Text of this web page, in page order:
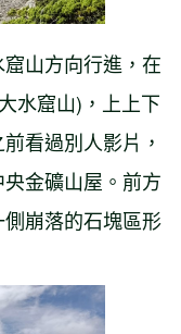
山方向行進，在
水窟山)，上上下
看過別人影片，
金礦山屋。前方
側崩落的石塊區形